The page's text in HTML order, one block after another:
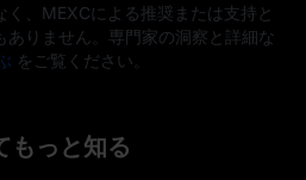
、MEXCによる推奨または支持と
ありません。専門家の洞察と詳細な
をご覧ください。
もっと知る